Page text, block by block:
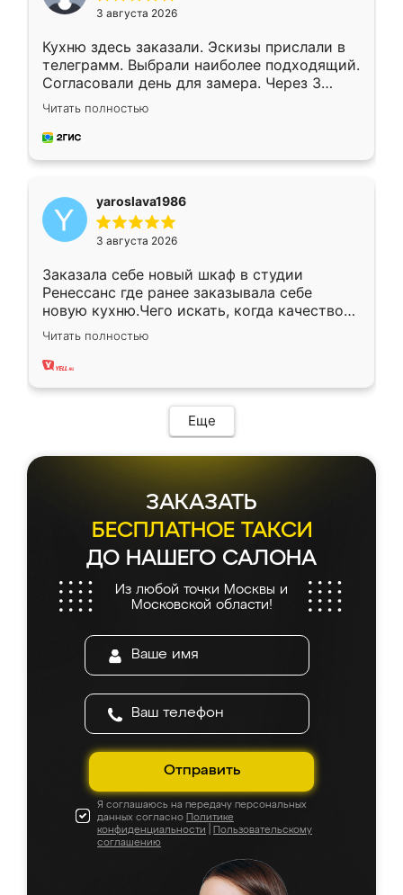
3 августа 2026
Кухню здесь заказали. Эскизы прислали в
телеграмм. Выбрали наиболее подходящий.
Согласовали день для замера. Через 3
недели кухня была уже готова. Остались
довольны работой. Спасибо Ренессанс
мебель за качественную работу!
Читать полностью
yaroslava1986
3 августа 2026
Заказала себе новый шкаф в студии
Ренессанс где ранее заказывала себе
новую кухню.Чего искать, когда качеством
вполне довольна. Служит кухня уже почти
два года, нареканий нет.
Читать полностью
Еще
ЗАКАЗАТЬ
БЕСПЛАТНОЕ ТАКСИ
ДО НАШЕГО САЛОНА
Из любой точки Москвы и
Московской области!
Отправить
Я соглашаюсь на передачу персональных
данных согласно Политике
конфиденциальности
Пользовательскому
соглашению